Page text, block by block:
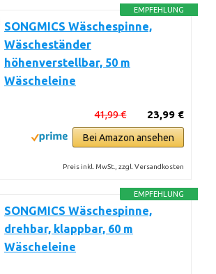
EMPFEHLUNG
SONGMICS Wäschespinne,
Wäscheständer
höhenverstellbar, 50 m
Wäscheleine
23,99 €
41,99 €
Bei Amazon ansehen
Preis inkl. MwSt., zzgl. Versandkosten
EMPFEHLUNG
SONGMICS Wäschespinne,
drehbar, klappbar, 60 m
Wäscheleine